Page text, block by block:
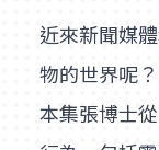
近來新聞媒
物的世界呢？
本集張博士